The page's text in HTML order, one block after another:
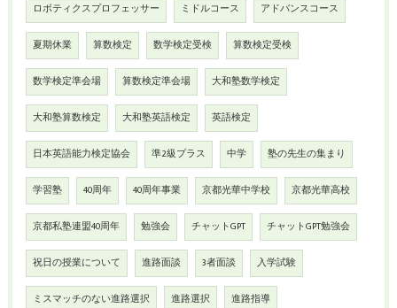
ロボティクスプロフェッサー ミドルコース アドバンスコース
夏期休業 算数検定 数学検定受検 算数検定受検
数学検定準会場 算数検定準会場 大和塾数学検定
大和塾算数検定 大和塾英語検定 英語検定
日本英語能力検定協会 準2級プラス 中学 塾の先生の集まり
学習塾 40周年 40周年事業 京都光華中学校 京都光華高校
京都私塾連盟40周年 勉強会 チャットGPT チャットGPT勉強会
祝日の授業について 進路面談 3者面談 入学試験
ミスマッチのない進路選択 進路選択 進路指導